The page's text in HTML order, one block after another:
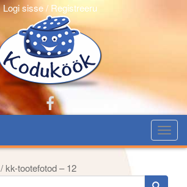
Logi sisse / Registreeru
T
o
g
/ kk-tootefotod – 12